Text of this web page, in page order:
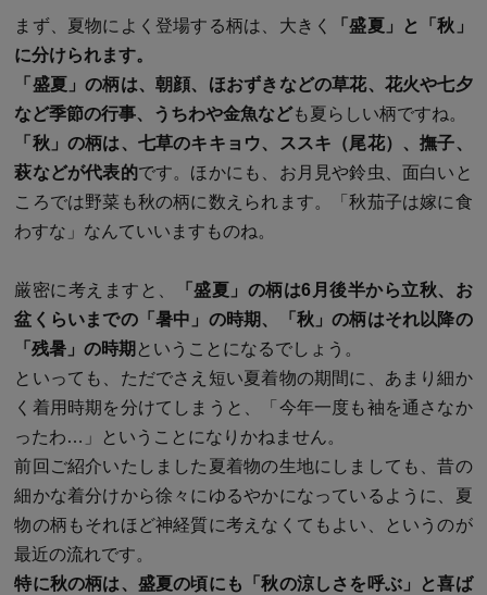
まず、夏物によく登場する柄は、大きく
「盛夏」と「秋」
に分けられます。
「盛夏」の柄は、朝顔、ほおずきなどの草花、花火や七夕
など季節の行事、うちわや金魚なども夏らしい柄ですね。
「秋」の柄は、七草のキキョウ、ススキ（尾花）、撫子、
萩などが代表的です。ほかにも、お月見や鈴虫、面白いと
ころでは野菜も秋の柄に数えられます。「秋茄子は嫁に食
わすな」なんていいますものね。
厳密に考えますと、
「盛夏」の柄は6月後半から立秋、お
盆くらいまでの「暑中」の時期、「秋」の柄はそれ以降の
「残暑」の時期 ということになるでしょう。
といっても、ただでさえ短い夏着物の期間に、あまり細か
く着用時期を分けてしまうと、「今年一度も袖を通さなか
ったわ…」ということになりかねません。
前回ご紹介いたしました夏着物の生地にしましても、昔の
細かな着分けから徐々にゆるやかになっているように、夏
物の柄もそれほど神経質に考えなくてもよい、というのが
最近の流れです。
特に秋の柄は、盛夏の頃にも「秋の涼しさを呼ぶ」と喜ば